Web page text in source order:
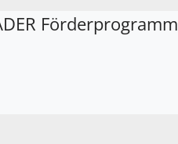
Förderprogramm